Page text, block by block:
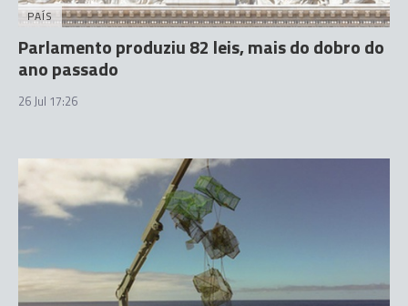
PAÍS
Parlamento produziu 82 leis, mais do dobro do
ano passado
26 Jul 17:26